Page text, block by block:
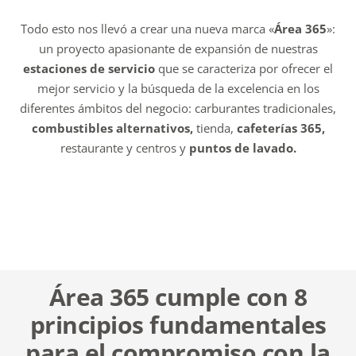
Todo esto nos llevó a crear una nueva marca «Área 365»:
un proyecto apasionante de expansión de nuestras
estaciones de servicio que se caracteriza por ofrecer el
mejor servicio y la búsqueda de la excelencia en los
diferentes ámbitos del negocio: carburantes tradicionales,
combustibles alternativos, tienda, cafeterías 365,
restaurante y centros y puntos de lavado.
Área 365 cumple con 8
principios fundamentales